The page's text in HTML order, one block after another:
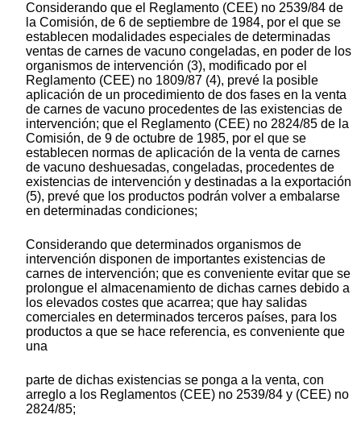
Considerando que el Reglamento (CEE) no 2539/84 de
la Comisión, de 6 de septiembre de 1984, por el que se
establecen modalidades especiales de determinadas
ventas de carnes de vacuno congeladas, en poder de los
organismos de intervención (3), modificado por el
Reglamento (CEE) no 1809/87 (4), prevé la posible
aplicación de un procedimiento de dos fases en la venta
de carnes de vacuno procedentes de las existencias de
intervención; que el Reglamento (CEE) no 2824/85 de la
Comisión, de 9 de octubre de 1985, por el que se
establecen normas de aplicación de la venta de carnes
de vacuno deshuesadas, congeladas, procedentes de
existencias de intervención y destinadas a la exportación
(5), prevé que los productos podrán volver a embalarse
en determinadas condiciones;
Considerando que determinados organismos de
intervención disponen de importantes existencias de
carnes de intervención; que es conveniente evitar que se
prolongue el almacenamiento de dichas carnes debido a
los elevados costes que acarrea; que hay salidas
comerciales en determinados terceros países, para los
productos a que se hace referencia, es conveniente que
una
parte de dichas existencias se ponga a la venta, con
arreglo a los Reglamentos (CEE) no 2539/84 y (CEE) no
2824/85;